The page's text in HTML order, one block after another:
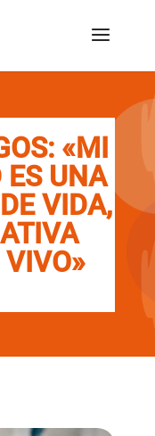
«MI
ES UNA
VIDA,
VIVO»